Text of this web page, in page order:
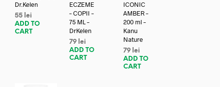
Dr.Kelen
55 lei
ADD TO
CART
ECZEME
– COPII –
75 ML –
DrKelen
79 lei
ADD TO
CART
ICONIC
AMBER –
200 ml –
Kanu
Nature
79 lei
ADD TO
CART